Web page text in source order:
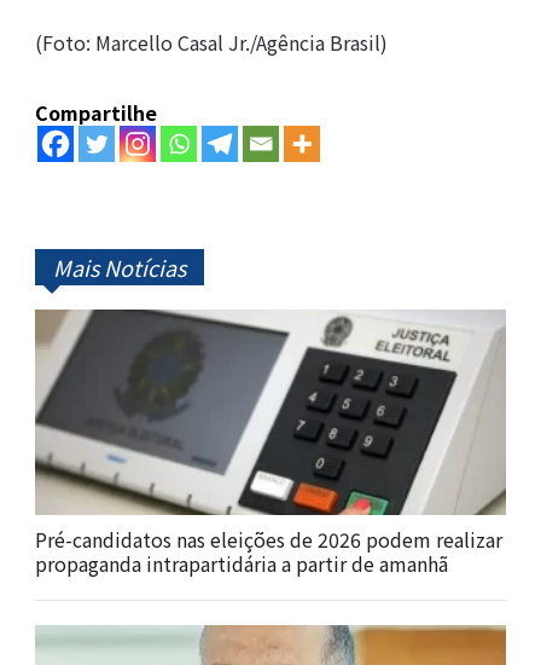
(Foto: Marcello Casal Jr./Agência Brasil)
Compartilhe
Mais Notícias
Pré-candidatos nas eleições de 2026 podem realizar
propaganda intrapartidária a partir de amanhã